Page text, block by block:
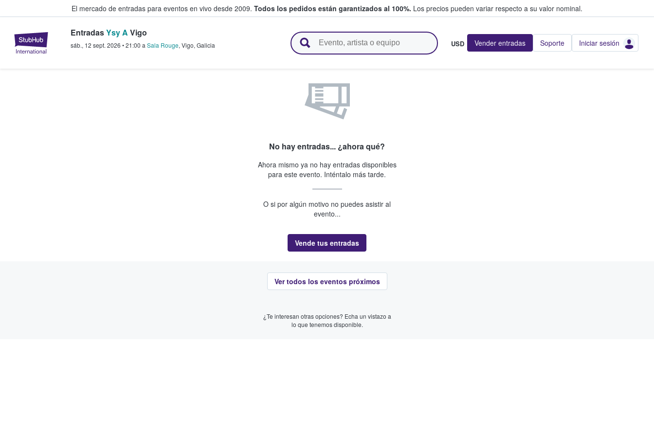
El mercado de entradas para eventos en vivo desde 2009. Todos los pedidos están garantizados al 100%. Los precios pueden variar respecto a su valor nominal.
StubHub: compra y venta de entradas entre fans
EntradasYsy A Vigo
sáb., 12 sept. 2026 •21:00 a Sala Rouge, Vigo, Galicia USD Vender entradas Soporte Iniciar sesión
No hay entradas... ¿ahora qué?
Ahora mismo ya no hay entradas disponibles
para este evento. Inténtalo más tarde.
O si por algún motivo no puedes asistir al
evento...
Vende tus entradas
Ver todos los eventos próximos
¿Te interesan otras opciones? Echa un vistazo a
lo que tenemos disponible.